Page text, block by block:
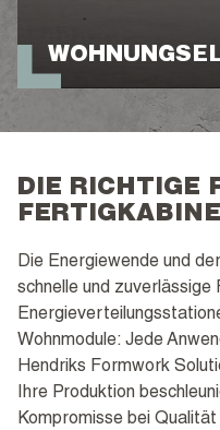
DIE RICHTIGE
FERTIGKABINE
Die Energiewende und
schnelle und zuverlässige
Wohnmodule: Jede
Hendriks Formwork
Ihre Produktion
Kompromisse bei